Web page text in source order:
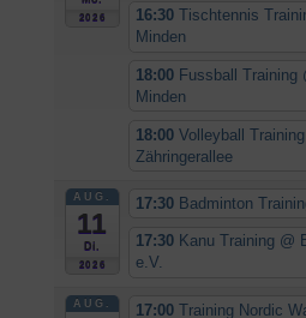
2026 16:30Tischtennis
Minden
18:00 Fussball Training
Minden
18:00Volleyball
Zähringerallee
AUG.
11
Di.
2026
17:30 Badminton
17:30 Kanu Training @
e.V.
AUG. 17:00Training Nordic